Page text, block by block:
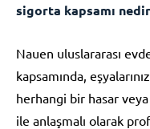
sigorta kapsamı
Nauen uluslararası
kapsamında,
herhangi bir hasar
ile anlaşmalı olarak